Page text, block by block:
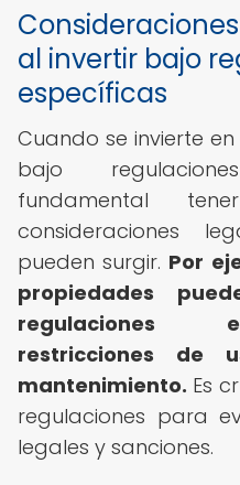
al invertir bajo
específicas
Cuando se invierte
bajo
fundamental
consideraciones
pueden surgir. Por
propiedades
regulaciones
restricciones de
mantenimiento. Es
regulaciones para
legales y sanciones.